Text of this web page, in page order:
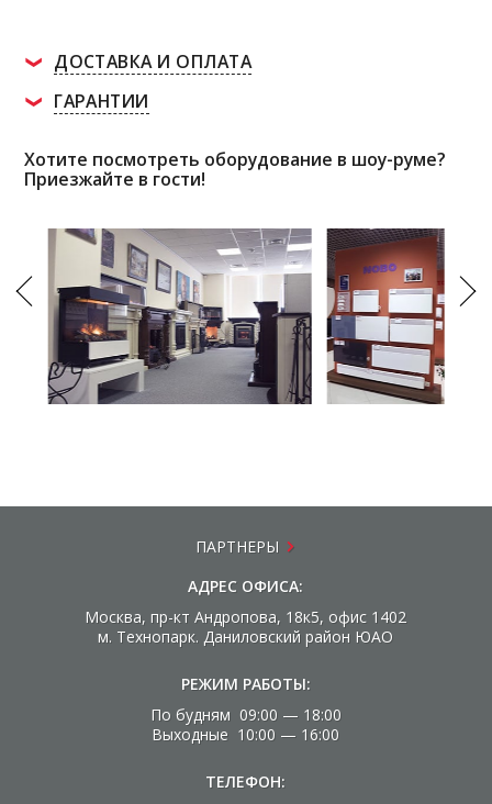
ДОСТАВКА И ОПЛАТА
ГАРАНТИИ
Хотите посмотреть оборудование в шоу-руме?
Приезжайте в гости!
ПАРТНЕРЫ
АДРЕС ОФИСА:
Москва, пр-кт Андропова, 18к5, офис 1402
м. Технопарк. Даниловский район ЮАО
РЕЖИМ РАБОТЫ:
По будням 09:00 — 18:00
Выходные 10:00 — 16:00
ТЕЛЕФОН: